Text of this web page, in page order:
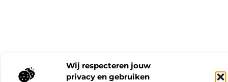
Wij respecteren jouw
privacy en gebruiken